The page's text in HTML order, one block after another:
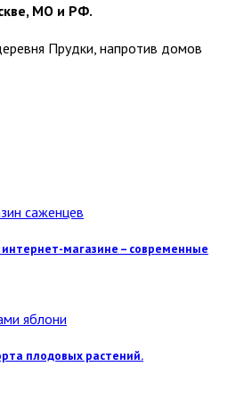
МО и РФ.
Прудки, напротив домов
магазине – современные
плодовых растений.